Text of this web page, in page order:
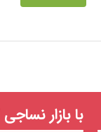
با بازار نساجی